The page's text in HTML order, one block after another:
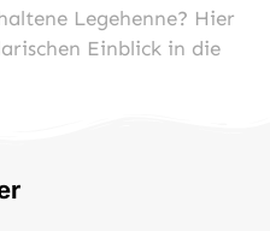
Legehenne? Hier
Einblick in die